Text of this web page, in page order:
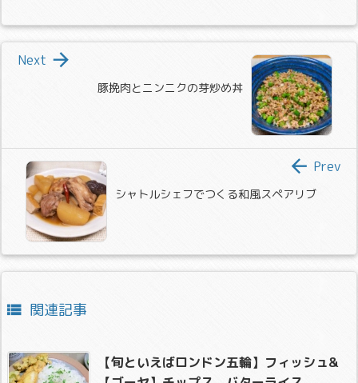
豚挽肉とニンニクの芽炒め丼

Next
シャトルシェフでつくる和風スペアリブ
 Prev
 関連記事
【旬といえばロンドン五輪】フィッシュ&